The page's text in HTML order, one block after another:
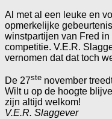
Al met al een leuke en
opmerkelijke
winstpartijen van Fred
competitie. V.E.R.
vernomen dat dat toch
De 27ste november
Wilt u op de hoogte
zijn altijd welkom!
V.E.R. Slaggever